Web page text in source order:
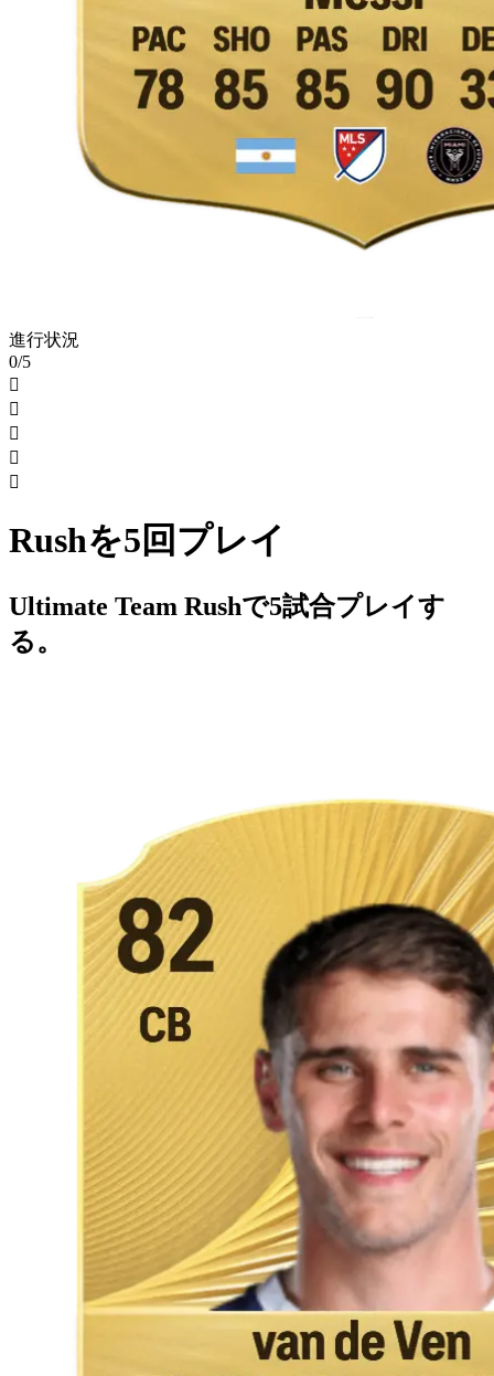
進行状況
0/5





Rushを5回プレイ
Ultimate Team Rushで5試合プレイす
る。